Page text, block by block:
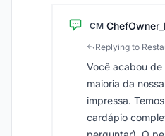
CM
Replying to
Você acabou
maioria da
impressa.
cardápio